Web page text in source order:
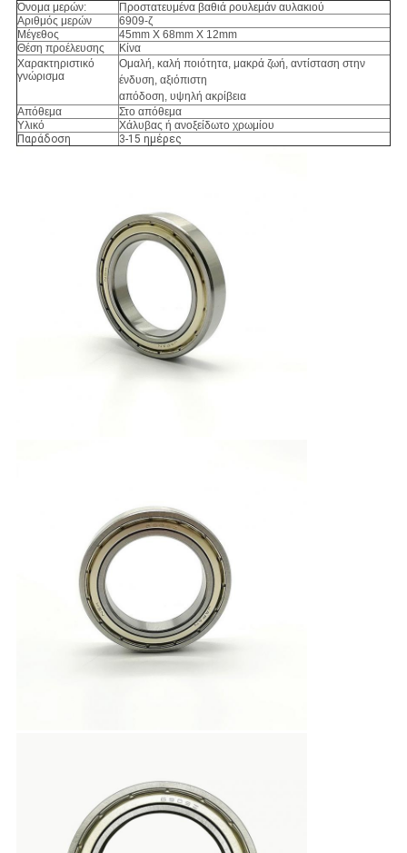
Όνομα μερών:
Προστατευμένα βαθιά ρουλεμάν αυλακιού
Αριθμός μερών
6909-ζ
Μέγεθος
45mm X 68mm X 12mm
Θέση προέλευσης
Κίνα
Χαρακτηριστικό
γνώρισμα
Ομαλή, καλή ποιότητα, μακρά ζωή, αντίσταση στην
ένδυση, αξιόπιστη
απόδοση, υψηλή ακρίβεια
Απόθεμα
Στο απόθεμα
Υλικό
Χάλυβας ή ανοξείδωτο χρωμίου
Παράδοση
3-15 ημέρες